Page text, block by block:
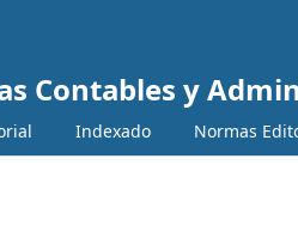
Contables y
Indexado Normas